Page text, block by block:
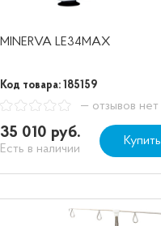
MINERVA LE34MAX
Код товара: 185159
— отзывов нет
35 010 руб.
Есть в наличии
Купить